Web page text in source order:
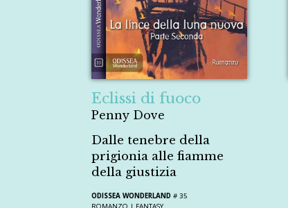
Eclissi di fuoco
Penny Dove
Dalle tenebre della
prigionia alle fiamme
della giustizia
ODISSEA WONDERLAND # 35